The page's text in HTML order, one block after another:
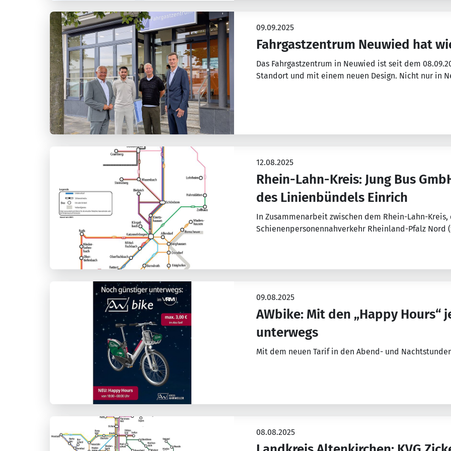
09.09.2025
Fahrgastzentrum Neuwied hat
Das Fahrgastzentrum in Neuwied ist seit dem
Standort und mit einem neuen Design. Nicht nur in
12.08.2025
Rhein-Lahn-Kreis: Jung Bus
des Linienbündels Einrich
In Zusammenarbeit zwischen dem Rhein-Lahn-Kreis,
Schienenpersonennahverkehr Rheinland-Pfalz Nord
09.08.2025
AWbike: Mit den „Happy Hours“
unterwegs
Mit dem neuen Tarif in den Abend- und Nachtstunden
08.08.2025